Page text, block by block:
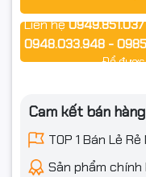
Liên hệ
0948.033.948 -
Để được
Cam kết bán hàng
TOP 1 Bán Lẻ
Sản phẩm chính
Điều khiển từ xa: Qua
#CameraBaoDong